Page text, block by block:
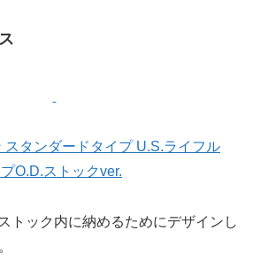
スタンダードタイプ U.S.ライフル
O.D.ストックver.
トック内に納めるためにデザインし